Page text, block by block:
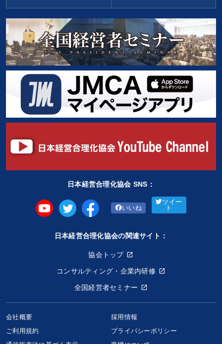
日本経営合理化協会 SNS：
いいね
ツイー
ト
日本経営合理化協会の関連サイト：
協会トップ
コンサルティング・企業内研修
全国経営者セミナー
会社概要
採用情報
ご利用規約
プライバシーポリシー